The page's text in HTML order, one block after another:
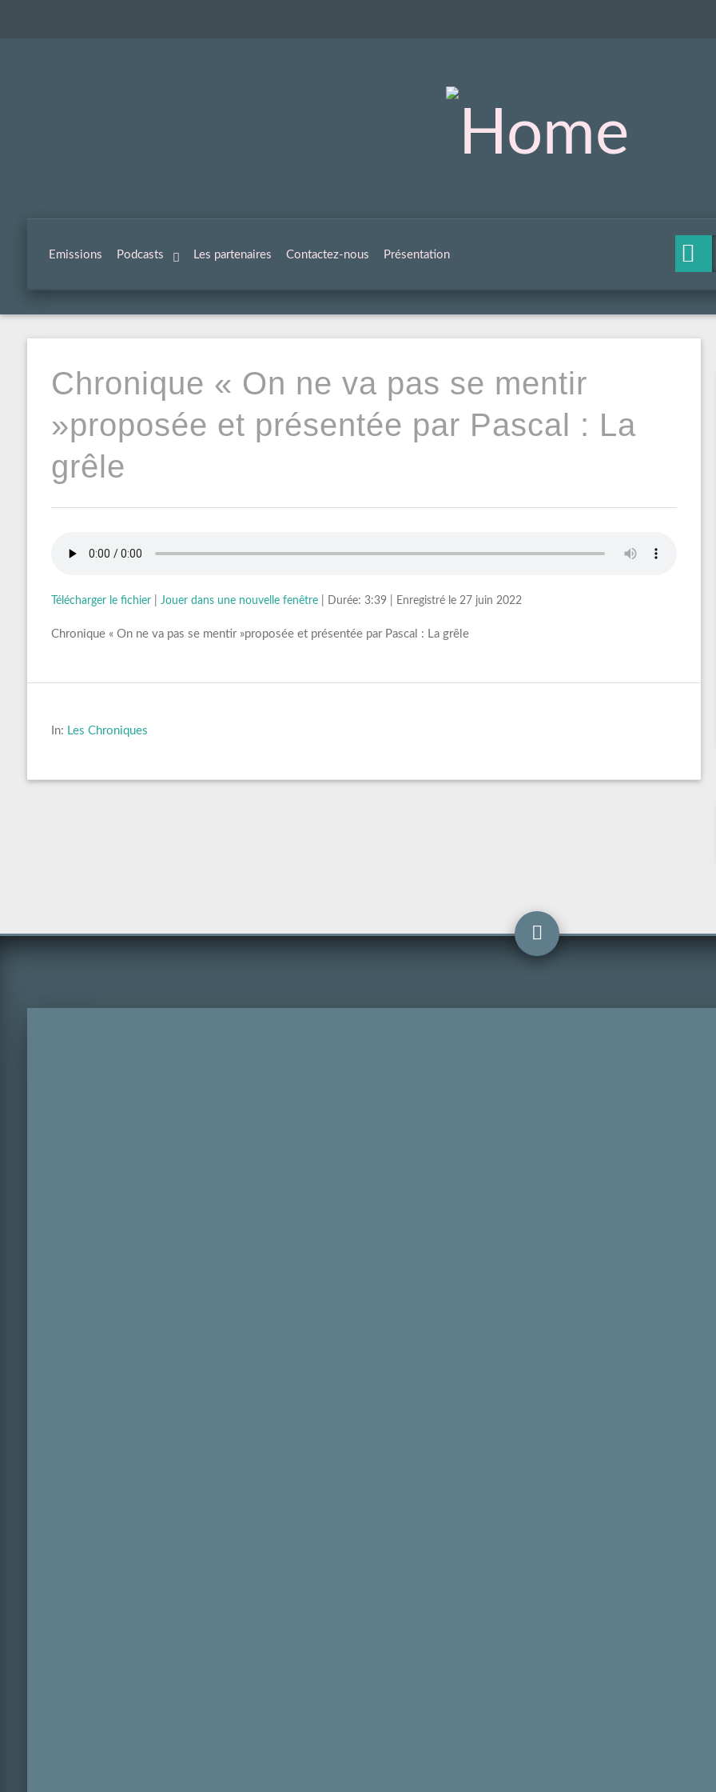
Emissions Podcasts Les partenaires Contactez-nous Présentation
Chronique « On ne va pas se mentir
»proposée et présentée par Pascal : La
grêle
Télécharger le fichier| Jouer dans une nouvelle fenêtre| Durée: 3:39| Enregistré le 27 juin 2022
Chronique « On ne va pas se mentir »proposée et présentée par Pascal : La grêle
In: Les Chroniques